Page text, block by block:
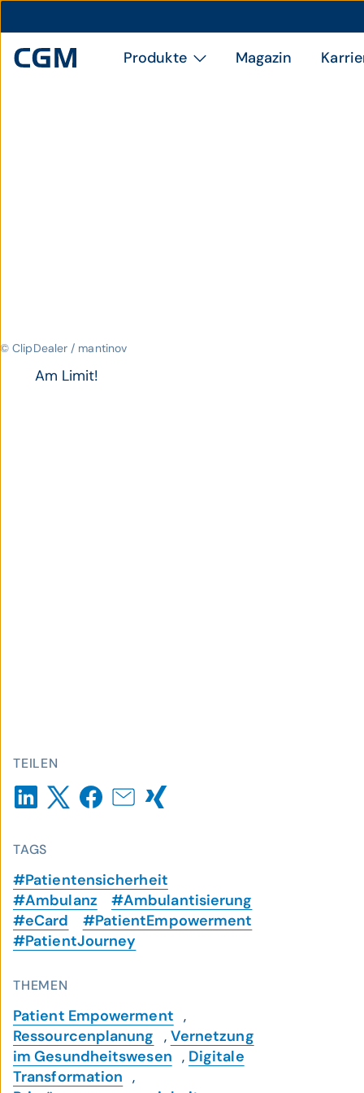
Produkte Magazin
© ClipDealer / mantinov
Am Limit!
TEILEN
TAGS
#Patientensicherheit
#Ambulanz
#Ambulantisierung
#eCard
#PatientEmpowerment
#PatientJourney
THEMEN
Patient Empowerment ,
Ressourcenplanung , Vernetzung
im Gesundheitswesen , Digitale
Transformation ,